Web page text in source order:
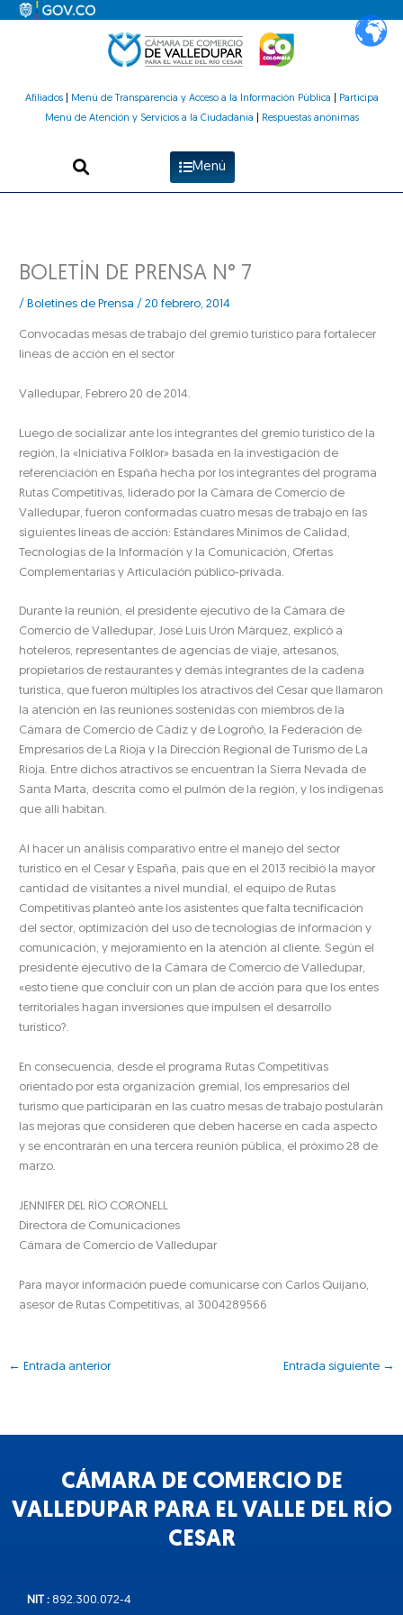
Afiliados| Menú de Transparencia y Acceso a la Información Pública
Participa
Menú de Atención y Servicios a la Ciudadanía
Respuestas anónimas
Menú
BOLETÍN DE PRENSA N° 7
/ Boletines de Prensa /20 febrero, 2014
Convocadas mesas de trabajo del gremio turístico para fortalecer
líneas de acción en el sector
Valledupar, Febrero 20 de 2014.
Luego de socializar ante los integrantes del gremio turístico de la
región, la «Iniciativa Folklor» basada en la investigación de
referenciación en España hecha por los integrantes del programa
Rutas Competitivas, liderado por la Cámara de Comercio de
Valledupar, fueron conformadas cuatro mesas de trabajo en las
siguientes líneas de acción: Estándares Mínimos de Calidad,
Tecnologías de la Información y la Comunicación, Ofertas
Complementarias y Articulación público-privada.
Durante la reunión, el presidente ejecutivo de la Cámara de
Comercio de Valledupar, José Luís Urón Márquez, explicó a
hoteleros, representantes de agencias de viaje, artesanos,
propietarios de restaurantes y demás integrantes de la cadena
turística, que fueron múltiples los atractivos del Cesar que llamaron
la atención en las reuniones sostenidas con miembros de la
Cámara de Comercio de Cádiz y de Logroño, la Federación de
Empresarios de La Rioja y la Dirección Regional de Turismo de La
Rioja. Entre dichos atractivos se encuentran la Sierra Nevada de
Santa Marta, descrita como el pulmón de la región, y los indígenas
que allí habitan.
Al hacer un análisis comparativo entre el manejo del sector
turístico en el Cesar y España, país que en el 2013 recibió la mayor
cantidad de visitantes a nivel mundial, el equipo de Rutas
Competitivas planteó ante los asistentes que falta tecnificación
del sector, optimización del uso de tecnologías de información y
comunicación, y mejoramiento en la atención al cliente. Según el
presidente ejecutivo de la Cámara de Comercio de Valledupar,
«esto tiene que concluir con un plan de acción para que los entes
territoriales hagan inversiones que impulsen el desarrollo
turístico?.
En consecuencia, desde el programa Rutas Competitivas
orientado por esta organización gremial, los empresarios del
turismo que participarán en las cuatro mesas de trabajo postularán
las mejoras que consideren que deben hacerse en cada aspecto
y se encontrarán en una tercera reunión pública, el próximo 28 de
marzo.
JENNIFER DEL RÍO CORONELL
Directora de Comunicaciones
Cámara de Comercio de Valledupar
Para mayor información puede comunicarse con Carlos Quijano,
asesor de Rutas Competitivas, al 3004289566
← Entrada anterior Entrada siguiente →
CÁMARA DE COMERCIO DE
VALLEDUPAR PARA EL VALLE DEL RÍO
CESAR
NIT : 892.300.072-4